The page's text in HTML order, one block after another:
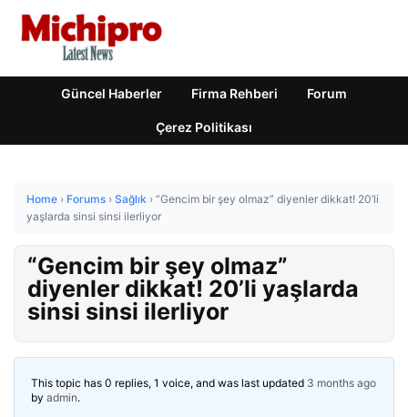
Güncel Haberler Firma Rehberi Forum
Çerez Politikası
Home › Forums › Sağlık › “Gencim bir şey olmaz” diyenler dikkat! 20’li
yaşlarda sinsi sinsi ilerliyor
“Gencim bir şey olmaz”
diyenler dikkat! 20’li yaşlarda
sinsi sinsi ilerliyor
This topic has 0 replies, 1 voice, and was last updated 3 months ago
by admin.